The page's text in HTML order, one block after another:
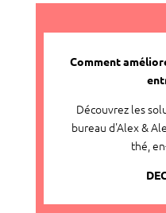
Comment
Découvrez les
bureau d'Alex &
thé,